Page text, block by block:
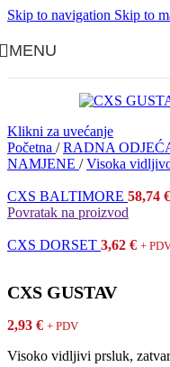
Skip to navigation Skip to
MENU
Klikni za uvećanje
Početna / RADNA
NAMJENE / Visoka
CXS BALTIMORE 58,74 €
Povratak na proizvod
CXS DORSET 3,62 € +
CXS GUSTAV
2,93 € + PDV
Visoko vidljivi prsluk,